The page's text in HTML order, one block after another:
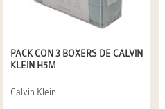
PACK CON 3 BOXERS DE CALVIN
KLEIN H5M
Calvin Klein